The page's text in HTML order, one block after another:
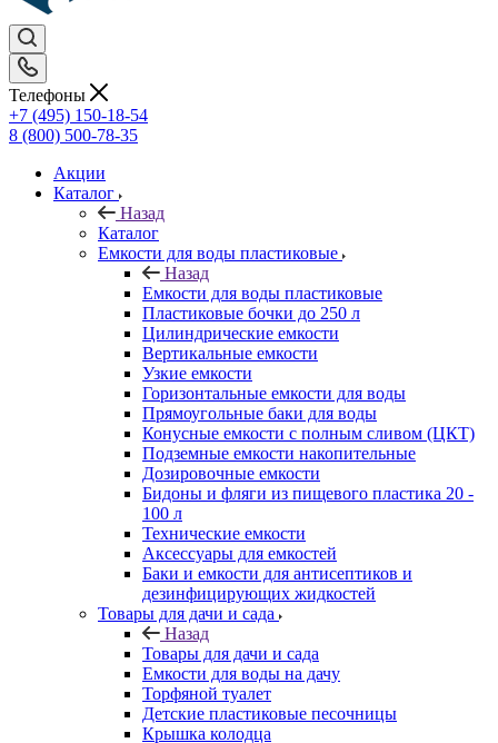
Телефоны
+7 (495) 150-18-54
8 (800) 500-78-35
Акции
Каталог
Назад
Каталог
Емкости для воды пластиковые
Назад
Емкости для воды пластиковые
Пластиковые бочки до 250 л
Цилиндрические емкости
Вертикальные емкости
Узкие емкости
Горизонтальные емкости для воды
Прямоугольные баки для воды
Конусные емкости с полным сливом (ЦКТ)
Подземные емкости накопительные
Дозировочные емкости
Бидоны и фляги из пищевого пластика 20 -
100 л
Технические емкости
Аксессуары для емкостей
Баки и емкости для антисептиков и
дезинфицирующих жидкостей
Товары для дачи и сада
Назад
Товары для дачи и сада
Емкости для воды на дачу
Торфяной туалет
Детские пластиковые песочницы
Крышка колодца